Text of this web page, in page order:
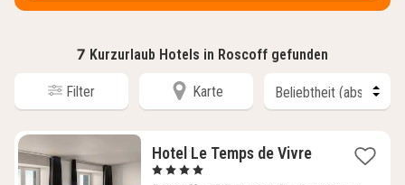
7 Kurzurlaub Hotels in Roscoff gefunden
Filter Karte
Hotel Le Temps de Vivre1
, 4 Sterne